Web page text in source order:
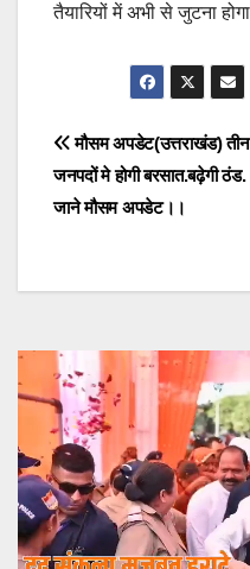
तैयारियों में अभी से जुटना
Post
navigation
मौसम अपडेट(उत्तराखंड) तीन
जनपदों मे होगी बरसात.बढ़ेगी ठंड.
जाने मौसम अपडेट।।